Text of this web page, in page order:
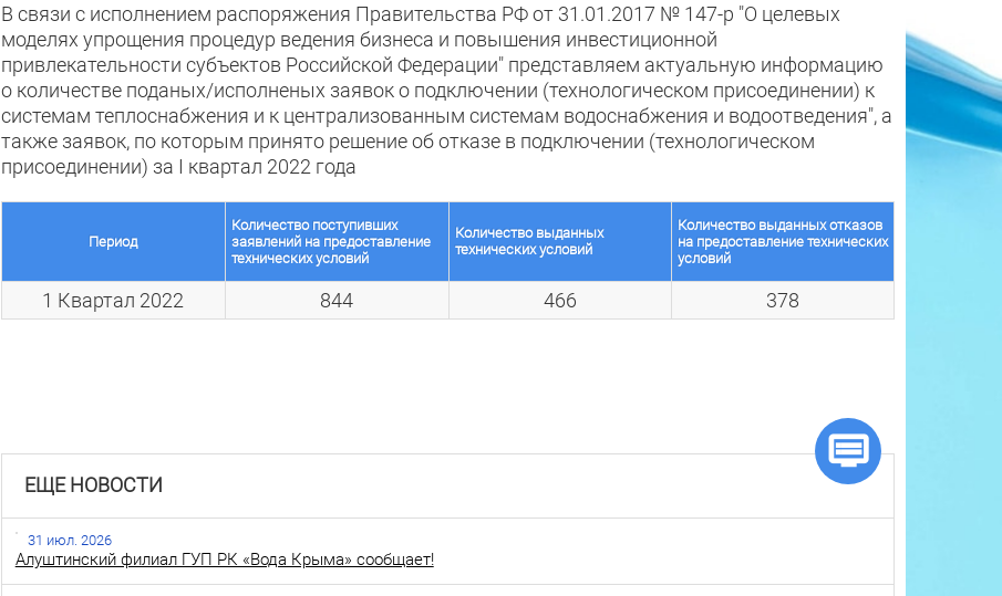
В связи с исполнением распоряжения Правительства РФ от 31.01.2017 № 147-р "О целевых
моделях упрощения процедур ведения бизнеса и повышения инвестиционной
привлекательности субъектов Российской Федерации" представляем актуальную информацию
о количестве поданых/исполненых заявок о подключении (технологическом присоединении) к
системам теплоснабжения и к централизованным системам водоснабжения и водоотведения", а
также заявок, по которым принято решение об отказе в подключении (технологическом
присоединении) за I квартал 2022 года
Период
Количество поступивших
заявлений на предоставление
технических условий
Количество выданных
технических условий
Количество выданных отказов
на предоставление технических
условий
1 Квартал 2022 844 466 378
ЕЩЕ НОВОСТИ
31 июл. 2026
Алуштинский филиал ГУП РК «Вода Крыма» сообщает!